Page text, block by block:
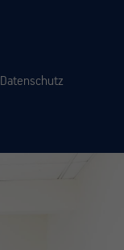
Datenschutz